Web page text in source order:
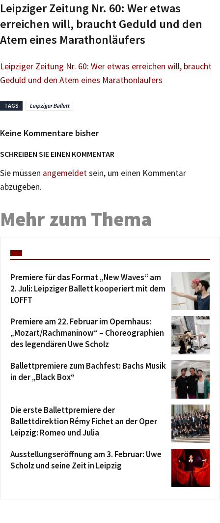
Leipziger Zeitung Nr. 60: Wer etwas
erreichen will, braucht Geduld und den
Atem eines Marathonläufers
Leipziger Zeitung Nr. 60: Wer etwas erreichen will, braucht
Geduld und den Atem eines Marathonläufers
TAGS Leipziger Ballett
Keine Kommentare bisher
SCHREIBEN SIE EINEN KOMMENTAR
Sie müssen angemeldetsein, um einen Kommentar
abzugeben.
Mehr zum Thema
Premiere für das Format „New Waves“ am
2. Juli: Leipziger Ballett kooperiert mit dem
LOFFT
Premiere am 22. Februar im Opernhaus:
„Mozart/Rachmaninow“ – Choreographien
des legendären Uwe Scholz
Ballettpremiere zum Bachfest: Bachs Musik
in der „Black Box“
Die erste Ballettpremiere der
Ballettdirektion Rémy Fichet an der Oper
Leipzig: Romeo und Julia
Ausstellungseröffnung am 3. Februar: Uwe
Scholz und seine Zeit in Leipzig